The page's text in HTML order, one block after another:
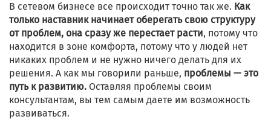
В сетевом бизнесе все происходит точно так же. Как
только наставник начинает оберегать свою структуру
от проблем, она сразу же перестает расти, потому что
находится в зоне комфорта, потому что у людей нет
никаких проблем и не нужно ничего делать для их
решения. А как мы говорили раньше, проблемы — это
путь к развитию. Оставляя проблемы своим
консультантам, вы тем самым даете им возможность
развиваться.